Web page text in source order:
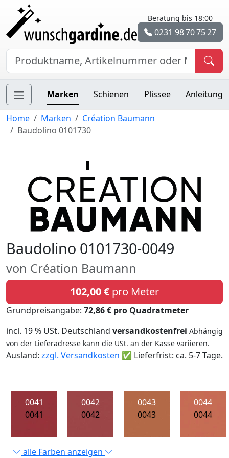
Beratung bis 18:00
0231 98 70 75 27
Marken Schienen Plissee Anleitung
Home Marken
Création Baumann
Baudolino 0101730
Baudolino 0101730-0049
von Création Baumann
102,00 € pro Meter
Grundpreisangabe: 72,86 € pro Quadratmeter
incl. 19 % USt. Deutschland versandkostenfrei Abhängig
von der Lieferadresse kann die USt. an der Kasse variieren.
Ausland: zzgl. Versandkosten ✅ Lieferfrist: ca. 5-7 Tage.
0041
0041
0042
0042
0043
0043
0044
0044
alle Farben anzeigen